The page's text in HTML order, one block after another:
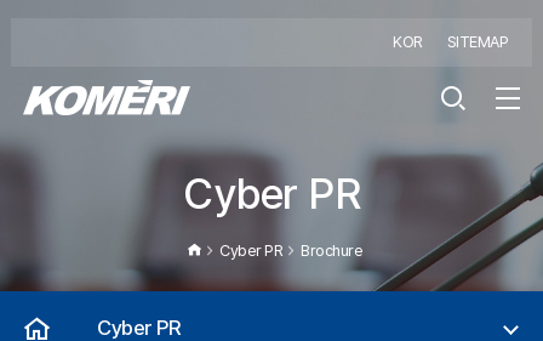
KOR SITEMAP
Cyber PR
Cyber PR Brochure
Cyber PR